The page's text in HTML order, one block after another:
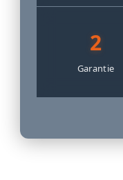
2
Garantie